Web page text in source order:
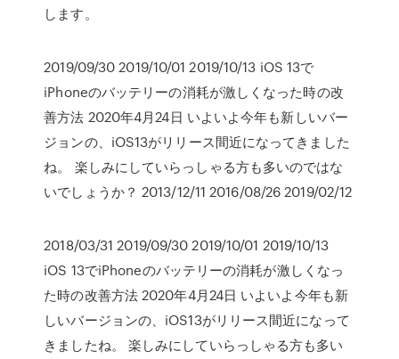
します。
2019/09/30 2019/10/01 2019/10/13 iOS 13で
iPhoneのバッテリーの消耗が激しくなった時の改
善方法 2020年4月24日 いよいよ今年も新しいバー
ジョンの、iOS13がリリース間近になってきました
ね。 楽しみにしていらっしゃる方も多いのではな
いでしょうか？ 2013/12/11 2016/08/26 2019/02/12
2018/03/31 2019/09/30 2019/10/01 2019/10/13
iOS 13でiPhoneのバッテリーの消耗が激しくなっ
た時の改善方法 2020年4月24日 いよいよ今年も新
しいバージョンの、iOS13がリリース間近になって
きましたね。 楽しみにしていらっしゃる方も多い